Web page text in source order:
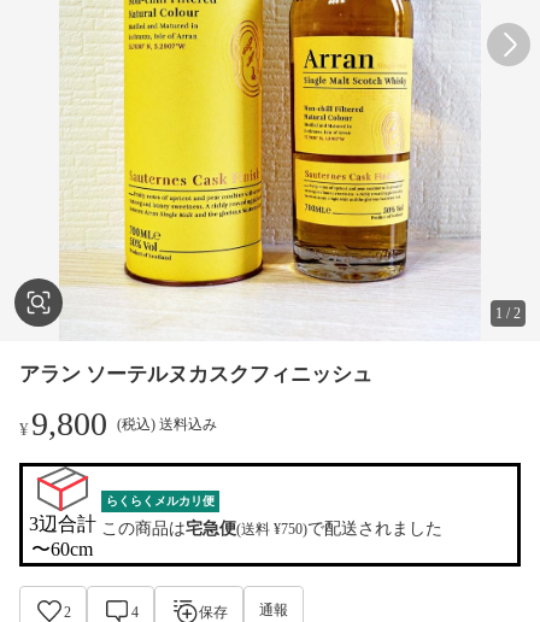
1 /2
アラン ソーテルヌカスクフィニッシュ
¥9,800 (税込) 送料込み
3辺合計
〜60cm
らくらくメルカリ便
この商品は宅急便(送料 ¥750)で配送されました
2 4 保存 通報